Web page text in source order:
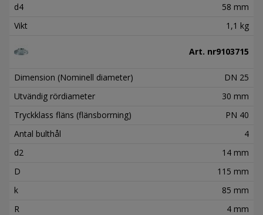
d4
58 mm
Vikt
1,1 kg
Art. nr9103715
Dimension (Nominell diameter)
DN 25
Utvändig rördiameter
30 mm
Tryckklass fläns (flänsborrning)
PN 40
Antal bulthål
4
d2
14 mm
D
115 mm
k
85 mm
R
4 mm